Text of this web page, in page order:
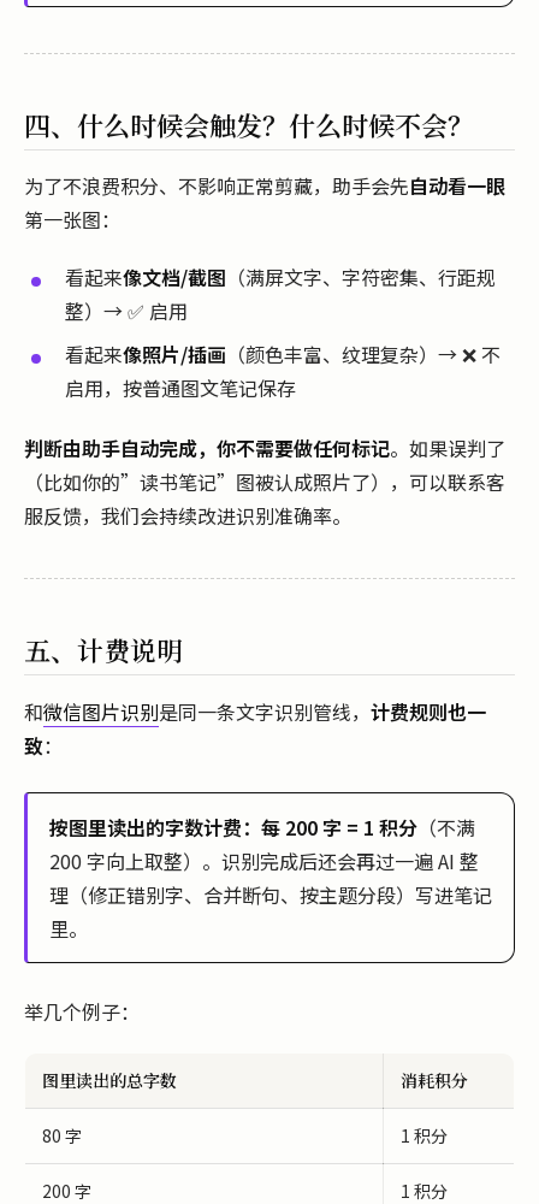
四、什么时候会触发？什么时候不会？
为了不浪费积分、不影响正常剪藏，助手会先自动看一眼
第一张图：
看起来像文档/截图 （满屏文字、字符密集、行距规
整）→ ✅ 启用
看起来像照片/插画 （颜色丰富、纹理复杂）→ ❌ 不
启用，按普通图文笔记保存
判断由助手自动完成，你不需要做任何标记。如果误判了
（比如你的”读书笔记”图被认成照片了），可以联系客
服反馈，我们会持续改进识别准确率。
五、计费说明
和微信图片识别是同一条文字识别管线， 计费规则也一
致：
按图里读出的字数计费：每 200 字 = 1 积分 （不满
200 字向上取整）。识别完成后还会再过一遍 AI 整
理（修正错别字、合并断句、按主题分段）写进笔记
里。
举几个例子：
图里读出的总字数 消耗积分
80 字 1 积分
200 字 1 积分